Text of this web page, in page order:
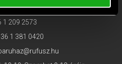
tel:+36 1 203 0382;
1 209 2573
1 381 0420